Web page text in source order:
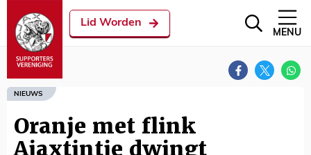
Lid Worden
MENU
NIEUWS
Oranje met flink
Ajaxtintje dwingt